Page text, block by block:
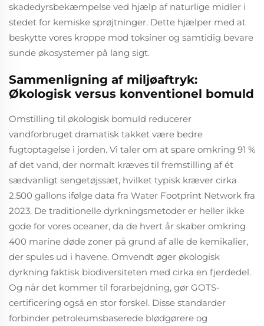
skadedyrsbekæmpelse ved hjælp af naturlige midler i
stedet for kemiske sprøjtninger. Dette hjælper med at
beskytte vores kroppe mod toksiner og samtidig bevare
sunde økosystemer på lang sigt.
Sammenligning af miljøaftryk:
Økologisk versus konventionel bomuld
Omstilling til økologisk bomuld reducerer
vandforbruget dramatisk takket være bedre
fugtoptagelse i jorden. Vi taler om at spare omkring 91 %
af det vand, der normalt kræves til fremstilling af ét
sædvanligt sengetøjssæt, hvilket typisk kræver cirka
2.500 gallons ifølge data fra Water Footprint Network fra
2023. De traditionelle dyrkningsmetoder er heller ikke
gode for vores oceaner, da de hvert år skaber omkring
400 marine døde zoner på grund af alle de kemikalier,
der spules ud i havene. Omvendt øger økologisk
dyrkning faktisk biodiversiteten med cirka en fjerdedel.
Og når det kommer til forarbejdning, gør GOTS-
certificering også en stor forskel. Disse standarder
forbinder petroleumsbaserede blødgørere og